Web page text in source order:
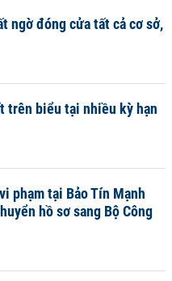
ngờ đóng cửa tất cả cơ sở,
trên biểu tại nhiều kỳ hạn
phạm tại Bảo Tín Mạnh
hồ sơ sang Bộ Công